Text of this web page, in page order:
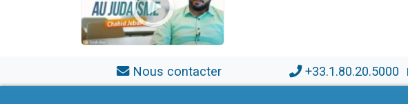
Nous contacter +33.1.80.20.5000